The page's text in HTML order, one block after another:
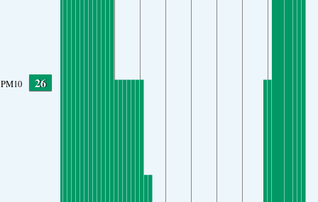
PM10 26